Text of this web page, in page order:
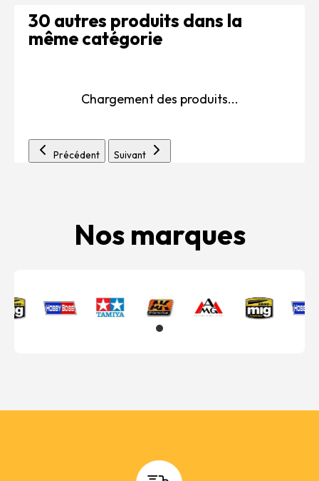
30 autres produits dans la
même catégorie
Chargement des produits...
Précédent Suivant
Nos marques